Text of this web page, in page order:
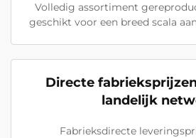
Volledig assortiment
geschikt voor een breed scala
Directe
landelijk
Fabrieksdirecte